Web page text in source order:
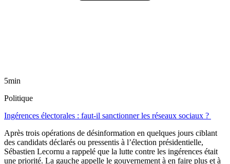
5min
Politique
Ingérences électorales : faut-il sanctionner les réseaux sociaux ?
Après trois opérations de désinformation en quelques jours ciblant
des candidats déclarés ou pressentis à l’élection présidentielle,
Sébastien Lecornu a rappelé que la lutte contre les ingérences était
une priorité. La gauche appelle le gouvernement à en faire plus et à